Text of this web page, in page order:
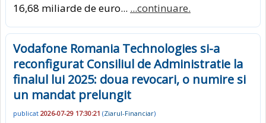
16,68 miliarde de euro... ...continuare.
Vodafone Romania Technologies si-a
reconfigurat Consiliul de Administratie la
finalul lui 2025: doua revocari, o numire si
un mandat prelungit
publicat 2026-07-29 17:30:21 (Ziarul-Financiar)